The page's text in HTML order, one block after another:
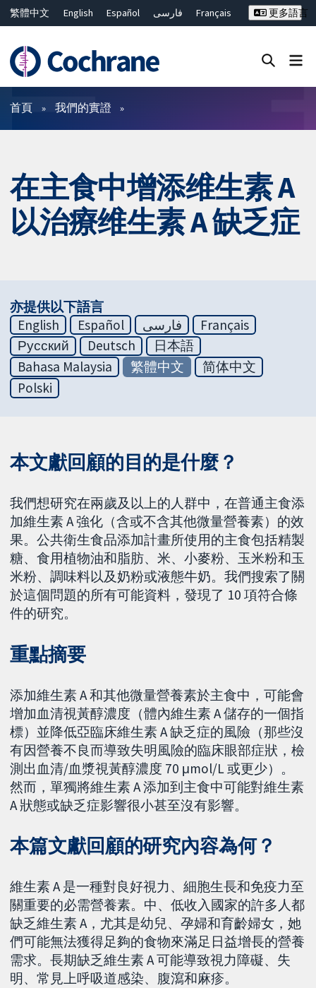
繁體中文 English Español فارسی
Français
ไทย
简体中文
更多語言
篩選條件
首頁 我們的實證
在主食中增添维生素 A
以治療维生素 A 缺乏症
亦提供以下語言
English
Español فارسی
Français
Русский
Deutsch
日本語
Bahasa Malaysia
繁體中文
简体中文
Polski
本文獻回顧的目的是什麼？
我們想研究在兩歲及以上的人群中，在普通主食添
加維生素 A 強化（含或不含其他微量營養素）的效
果。公共衛生食品添加計畫所使用的主食包括精製
糖、食用植物油和脂肪、米、小麥粉、玉米粉和玉
米粉、調味料以及奶粉或液態牛奶。我們搜索了關
於這個問題的所有可能資料，發現了 10 項符合條
件的研究。
重點摘要
添加維生素 A 和其他微量營養素於主食中，可能會
增加血清視黃醇濃度（體內維生素 A 儲存的一個指
標）並降低亞臨床維生素 A 缺乏症的風險（那些沒
有因營養不良而導致失明風險的臨床眼部症狀，檢
測出血清/血漿視黃醇濃度 70 μmol/L 或更少）。
然而，單獨將維生素 A 添加到主食中可能對維生素
A 狀態或缺乏症影響很小甚至沒有影響。
本篇文獻回顧的研究內容為何？
維生素 A 是一種對良好視力、細胞生長和免疫力至
關重要的必需營養素。中、低收入國家的許多人都
缺乏維生素 A，尤其是幼兒、孕婦和育齡婦女，她
們可能無法獲得足夠的食物來滿足日益增長的營養
需求。長期缺乏維生素 A 可能導致視力障礙、失
明、常見上呼吸道感染、腹瀉和麻疹。